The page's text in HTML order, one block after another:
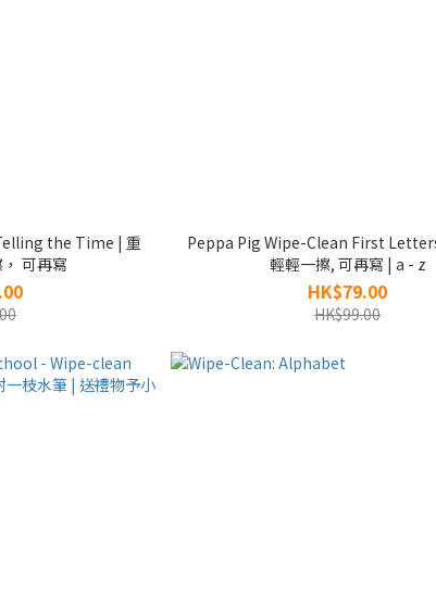
the Time | 重
可再寫
Peppa Pig Wipe-Clean First
輕輕一擦, 可再寫 | a - z
HK$79.00
HK$99.00